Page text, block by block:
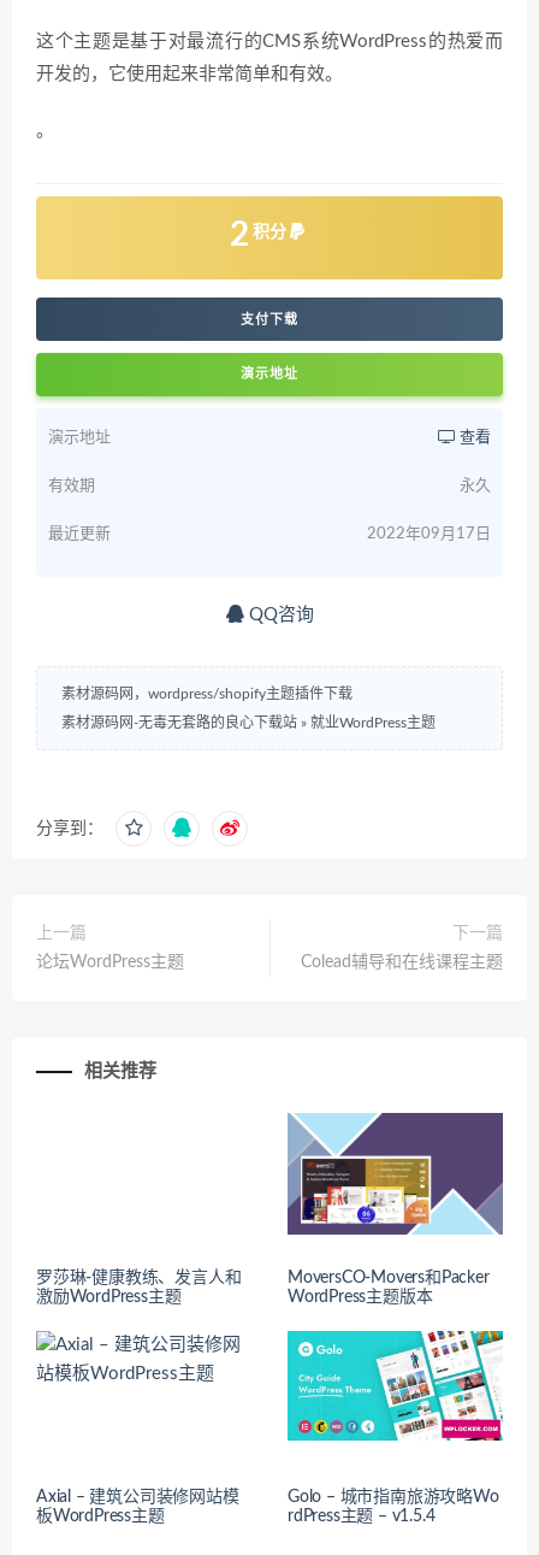
这个主题是基于对最流行的CMS系统WordPress的热爱而
开发的，它使用起来非常简单和有效。
。
2 积分
支付下载
演示地址
演示地址 查看
有效期 永久
最近更新 2022年09月17日
QQ咨询
素材源码网，wordpress/shopify主题插件下载
素材源码网-无毒无套路的良心下载站 » 就业WordPress主题
分享到：
上一篇
论坛WordPress主题
下一篇
Colead辅导和在线课程主题
相关推荐
罗莎琳-健康教练、发言人和
激励WordPress主题
MoversCO-Movers和Packer
WordPress主题版本
Axial – 建筑公司装修网站模
板WordPress主题
Golo – 城市指南旅游攻略Wo
rdPress主题 – v1.5.4